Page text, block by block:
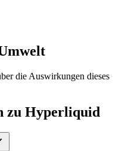
die Auswirkungen dieses
zu Hyperliquid